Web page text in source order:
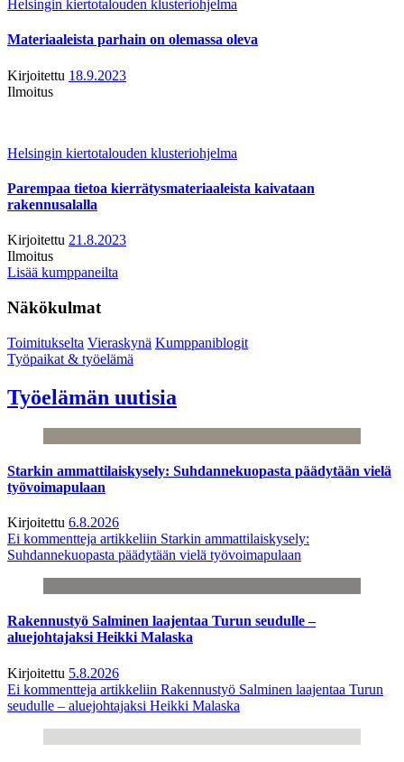
Helsingin kiertotalouden klusteriohjelma
Materiaaleista parhain on olemassa oleva
Kirjoitettu 18.9.2023
Ilmoitus
Helsingin kiertotalouden klusteriohjelma
Parempaa tietoa kierrätysmateriaaleista kaivataan
rakennusalalla
Kirjoitettu 21.8.2023
Ilmoitus
Lisää kumppaneilta
Näkökulmat
Toimitukselta Vieraskynä Kumppaniblogit
Työpaikat & työelämä
Työelämän uutisia
Starkin ammattilaiskysely: Suhdannekuopasta päädytään vielä
työvoimapulaan
Kirjoitettu 6.8.2026
Ei kommentteja artikkeliin Starkin ammattilaiskysely:
Suhdannekuopasta päädytään vielä työvoimapulaan
Rakennustyö Salminen laajentaa Turun seudulle –
aluejohtajaksi Heikki Malaska
Kirjoitettu 5.8.2026
Ei kommentteja artikkeliin Rakennustyö Salminen laajentaa Turun
seudulle – aluejohtajaksi Heikki Malaska